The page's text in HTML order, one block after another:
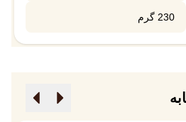
230 گرم